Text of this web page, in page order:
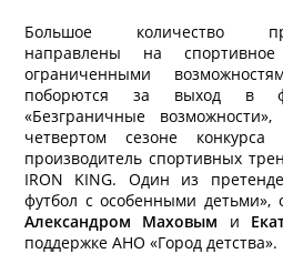
Большое количество
направлены на
ограниченными
поборются за выход в
«Безграничные
четвертом сезоне конкурса
производитель спортивных
IRON KING. Один из
футбол с особенными детьми»,
Александром Маховым и
поддержке АНО «Город детства».